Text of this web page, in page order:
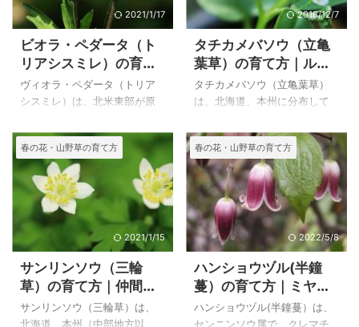
や背丈のものが栽培されてい
ます。 その中でも草丈が低く
可憐な花のダイアンサス・ア
ルウッデイ（Dianthus x
Allwoodii）は私の大好きな花
です。 上のダイアンサス・ア
Allwoodii）は、自宅で２００
６年 ...
位置つけになっているようで
す。 ２００６年３月に播種し
た苗から２００７年４月に花
が咲きましたが、花後の株は
暑い夏は越すことが出来ませ
んでした。 上のプリムラ・イ
involucrata）は自宅で２００
７年４月１７日 ...
2021/1/17
ビオラ・ペダータ（ト
リアシスミレ）の育て
方
ヴィオラ・ペダータ（トリア
シスミレ）は、北米東部が原
た葉が特徴のスミレです。 花
色は変化があるようで、単色
で薄紫の花や濃紫のもの、２
色で、花色が上下で分かれて
いるものなどがあるようで
す。 わが家の花は２色で上が
濃い紫、下が淡い紫になって
います。 上のヴィオラ・ペダ
ータ（トリアシスミレ）は自
宅で２００７年５月１９日に
撮影した栽培品の花です。 ビ
オラ・ペダータ（トリアシス
2018/12/7
タチカメバソウ（立亀
葉草）の育て方｜ルリ
ソウ属のヤマルリソウ
の特徴
タチカメバソウ（立亀葉草）
は、北海道、本州に分布して
グサ属の多年草で、花はワス
レナグサに似ています。 落葉
樹林の山地の谷間の湿ったと
ころなどに生えるということ
ですが、私は育てていました
がで自生の花を見たことがあ
りません。 ムラサキ科 ルリ
ソウ属の花がよく似ている、
ヤマルリソウ（山瑠璃草）の
写真と特徴を載せています。
その他、似ている花にはミヤ
マムラサキ、ワスレナグサ、
春の花・山野草の育て方
2021/1/15
サンリンソウ（三輪
草）の育て方｜仲間の
エゾイチゲ、エゾノハ
クサンイチゲ、ハクサ
サンリンソウ（三輪草）は、
北海道、本州（中部地方以
春の花・山野草の育て方
2022/5/8
ハンショウヅル(半鐘
蔓）の育て方｜ミヤマ
ハンショウヅル（深山
半鐘蔓）
ハンショウヅル(半鐘蔓）は、
センニンソウ属で、クレマチ